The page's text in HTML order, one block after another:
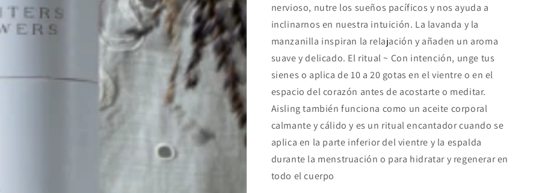
nervioso, nutre los sueños pacíficos y nos ayuda a
inclinarnos en nuestra intuición. La lavanda y la
manzanilla inspiran la relajación y añaden un aroma
suave y delicado. El ritual ~ Con intención, unge tus
sienes o aplica de 10 a 20 gotas en el vientre o en el
espacio del corazón antes de acostarte o meditar.
Aisling también funciona como un aceite corporal
calmante y cálido y es un ritual encantador cuando se
aplica en la parte inferior del vientre y la espalda
durante la menstruación o para hidratar y regenerar en
todo el cuerpo